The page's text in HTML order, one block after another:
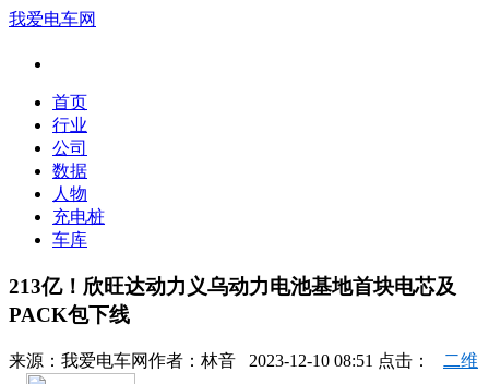
我爱电车网
首页
行业
公司
数据
人物
充电桩
车库
213亿！欣旺达动力义乌动力电池基地首块电芯及
PACK包下线
来源： 我爱电车网作者： 林音 2023-12-10 08:51 点击： 二维